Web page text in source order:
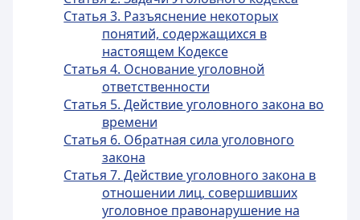
Статья 3. Разъяснение некоторых
понятий, содержащихся в
настоящем Кодексе
Статья 4. Основание уголовной
ответственности
Статья 5. Действие уголовного закона во
времени
Статья 6. Обратная сила уголовного
закона
Статья 7. Действие уголовного закона в
отношении лиц, совершивших
уголовное правонарушение на